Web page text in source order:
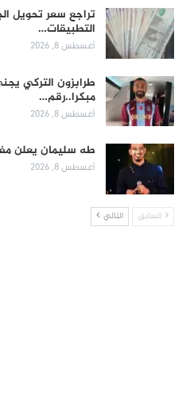
تراجع سعر تحويل
التطبيقات…
أغسطس 8, 2026
طرابزون التركي
مبكرا..رقم…
أغسطس 8, 2026
طه سليمان يعلن
أغسطس 8, 2026
السابق التالي